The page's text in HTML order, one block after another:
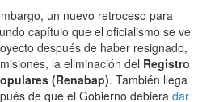
un nuevo retroceso para
capítulo que el oficialismo se ve
después de haber resignado,
la eliminación del Registro
(Renabap). También llega
de que el Gobierno debiera dar